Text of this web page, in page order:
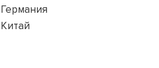
Германия
Китай